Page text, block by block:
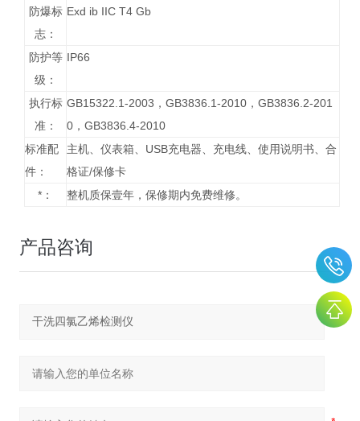
防爆标
志：
Exd ib IIC T4 Gb
防护等
级：
IP66
执行标
准：
GB15322.1-2003，GB3836.1-2010，GB3836.2-201
0，GB3836.4-2010
标准配
件：
主机、仪表箱、USB充电器、充电线、使用说明书、合
格证/保修卡
*：
整机质保壹年，保修期内免费维修。
产品咨询